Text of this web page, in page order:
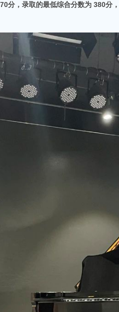
分， 录取的最低综合分数为 380分，